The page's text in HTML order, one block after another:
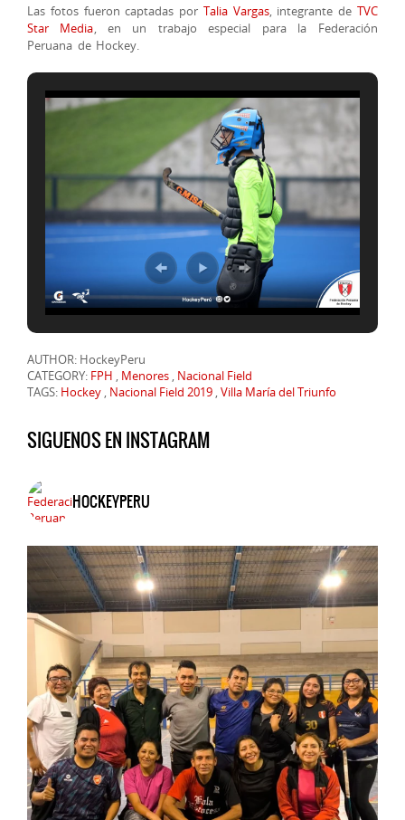
Las fotos fueron captadas por Talia Vargas, integrante de TVC
Star Media, en un trabajo especial para la Federación
Peruana de Hockey.
AUTHOR: HockeyPeru
CATEGORY: FPH , Menores , Nacional Field
TAGS: Hockey , Nacional Field 2019 ,Villa María del Triunfo
SIGUENOS EN INSTAGRAM
HOCKEYPERU